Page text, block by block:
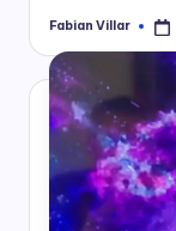
Publicado
Fabian Villar